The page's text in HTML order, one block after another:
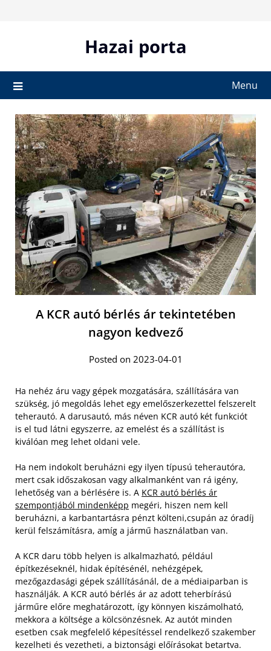
Hazai porta
Menu
A KCR autó bérlés ár tekintetében
nagyon kedvező
Posted on 2023-04-01
Ha nehéz áru vagy gépek mozgatására, szállítására van
szükség, jó megoldás lehet egy emelőszerkezettel felszerelt
teherautó. A darusautó, más néven KCR autó két funkciót
is el tud látni egyszerre, az emelést és a szállítást is
kiválóan meg lehet oldani vele.
Ha nem indokolt beruházni egy ilyen típusú teherautóra,
mert csak időszakosan vagy alkalmanként van rá igény,
lehetőség van a bérlésére is. A KCR autó bérlés ár
szempontjából mindenképp megéri, hiszen nem kell
beruházni, a karbantartásra pénzt költeni,csupán az óradíj
kerül felszámításra, amíg a jármű használatban van.
A KCR daru több helyen is alkalmazható, például
építkezéseknél, hidak építésénél, nehézgépek,
mezőgazdasági gépek szállításánál, de a médiaiparban is
használják. A KCR autó bérlés ár az adott teherbírású
járműre előre meghatározott, így könnyen kiszámolható,
mekkora a költsége a kölcsönzésnek. Az autót minden
esetben csak megfelelő képesítéssel rendelkező szakember
kezelheti és vezetheti, a biztonsági előírásokat betartva.